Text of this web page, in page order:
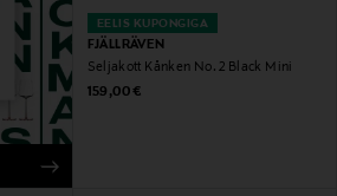
EELIS KUPONGIGA
FJÄLLRÄVEN
Seljakott Kånken No. 2 Black Mini
Original Price
159,00 €